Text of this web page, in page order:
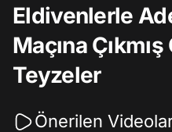
Eldivenlerle
Maçına
Teyzeler
Önerilen